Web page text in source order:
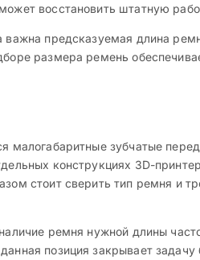
восстановить штатную
предсказуемая длина
размера ремень
малогабаритные зубчатые
конструкциях 3D-
стоит сверить тип ремня и
ремня нужной длины
позиция закрывает задачу